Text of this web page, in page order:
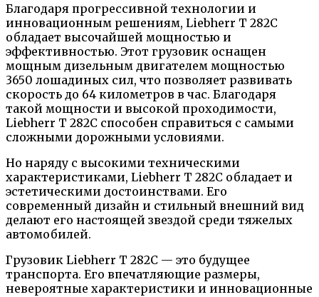
Благодаря прогрессивной технологии и
инновационным решениям, Liebherr T 282C
обладает высочайшей мощностью и
эффективностью. Этот грузовик оснащен
мощным дизельным двигателем мощностью
3650 лошадиных сил, что позволяет развивать
скорость до 64 километров в час. Благодаря
такой мощности и высокой проходимости,
Liebherr T 282C способен справиться с самыми
сложными дорожными условиями.
Но наряду с высокими техническими
характеристиками, Liebherr T 282C обладает и
эстетическими достоинствами. Его
современный дизайн и стильный внешний вид
делают его настоящей звездой среди тяжелых
автомобилей.
Грузовик Liebherr T 282C — это будущее
транспорта. Его впечатляющие размеры,
невероятные характеристики и инновационные